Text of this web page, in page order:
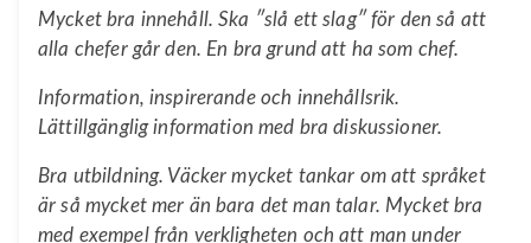
Mycket bra innehåll. Ska ʺslå ett slagʺ för den så att
alla chefer går den. En bra grund att ha som chef.
Information, inspirerande och innehållsrik.
Lättillgänglig information med bra diskussioner.
Bra utbildning. Väcker mycket tankar om att språket
är så mycket mer än bara det man talar. Mycket bra
med exempel från verkligheten och att man under